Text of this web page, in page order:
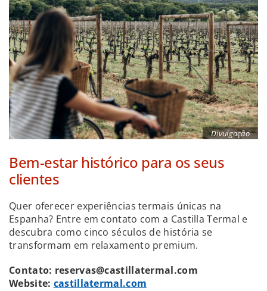
Divulgação
Bem-estar histórico para os seus
clientes
Quer oferecer experiências termais únicas na
Espanha? Entre em contato com a Castilla Termal e
descubra como cinco séculos de história se
transformam em relaxamento premium.
Contato: reservas@castillatermal.com
Website: castillatermal.com